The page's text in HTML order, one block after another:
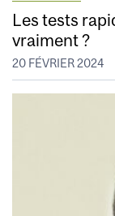
Les tests
vraiment ?
20 FÉVRIER 2024